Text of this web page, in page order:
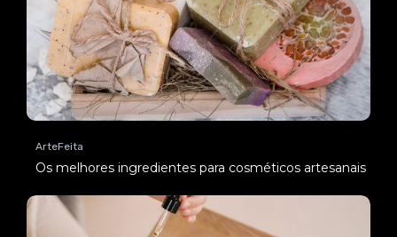
ArteFeita
Os melhores ingredientes para cosméticos artesanais